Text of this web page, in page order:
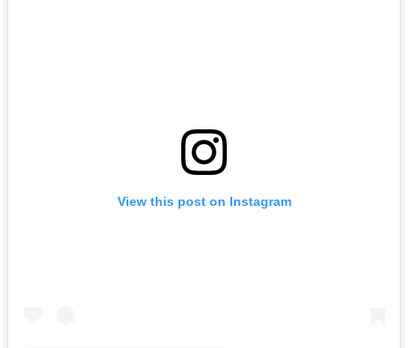
View this post on Instagram